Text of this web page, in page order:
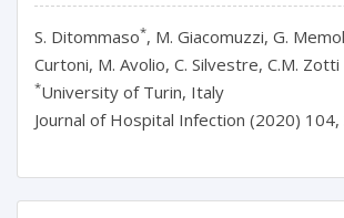
S. Ditommaso*, M. Giacomuzzi, G.
Curtoni, M. Avolio, C. Silvestre, C.M. Zotti
*University of Turin, Italy
Journal of Hospital Infection (2020)